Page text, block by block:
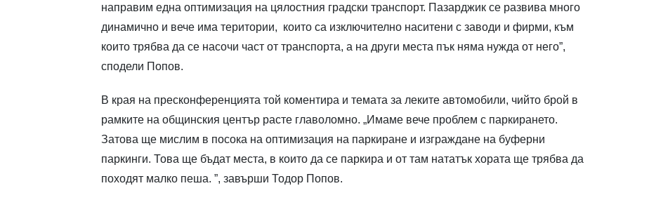
направим една оптимизация на цялостния градски транспорт. Пазарджик се развива много
динамично и вече има територии, които са изключително наситени с заводи и фирми, към
които трябва да се насочи част от транспорта, а на други места пък няма нужда от него”,
сподели Попов.
В края на пресконференцията той коментира и темата за леките автомобили, чийто брой в
рамките на общинския център расте главоломно. „Имаме вече проблем с паркирането.
Затова ще мислим в посока на оптимизация на паркиране и изграждане на буферни
паркинги. Това ще бъдат места, в които да се паркира и от там нататък хората ще трябва да
походят малко пеша. ”, завърши Тодор Попов.